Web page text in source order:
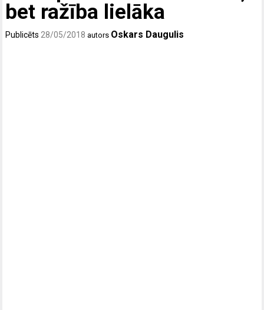
bet ražība lielāka
Publicēts 28/05/2018 autors Oskars Daugulis